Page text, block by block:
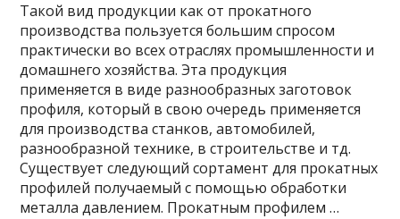
Такой вид продукции как от прокатного
производства пользуется большим спросом
практически во всех отраслях промышленности и
домашнего хозяйства. Эта продукция
применяется в виде разнообразных заготовок
профиля, который в свою очередь применяется
для производства станков, автомобилей,
разнообразной технике, в строительстве и тд.
Существует следующий сортамент для прокатных
профилей получаемый с помощью обработки
металла давлением. Прокатным профилем …